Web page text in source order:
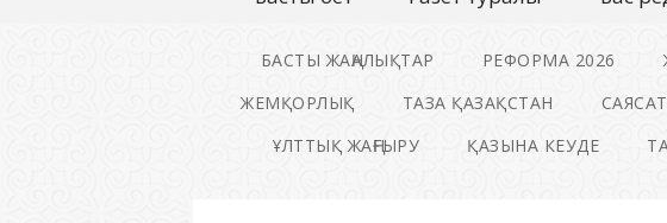
БАСТЫ ЖАҢАЛЫҚТАР РЕФОРМА 2026
ЖЕМҚОРЛЫҚ
ТАЗА ҚАЗАҚСТАН САЯСАТ
ҰЛТТЫҚ ЖАҢҒЫРУ
ҚАЗЫНА КЕУДЕ